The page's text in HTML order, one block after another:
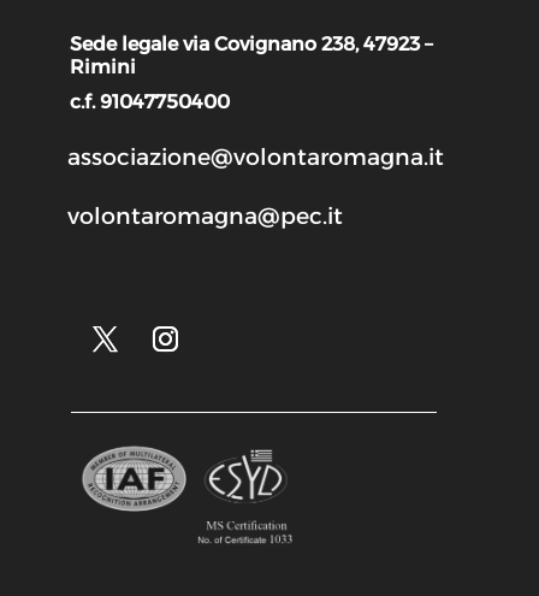
Sede legale via Covignano 238, 47923 –
Rimini
c.f. 91047750400
associazione@volontaromagna.it
volontaromagna@pec.it